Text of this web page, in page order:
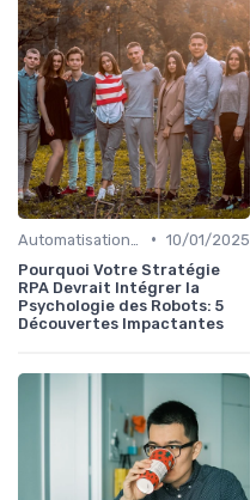
• 10/01/2025
Pourquoi Votre Stratégie
RPA Devrait Intégrer la
Psychologie des Robots: 5
Découvertes Impactantes